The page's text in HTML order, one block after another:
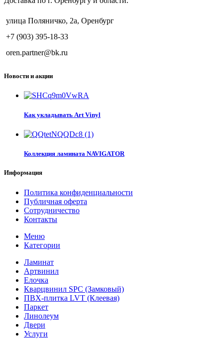
улица Поляничко, 2а, Оренбург
+7 (903) 395-18-33
oren.partner@bk.ru
Новости и акции
Как укладывать Art Vinyl
Коллекция ламината NAVIGATOR
Информация
Политика конфиденциальности
Публичная оферта
Сотрудничество
Контакты
Меню
Категории
Ламинат
Артвинил
Елочка
Кварцвинил SPC (Замковый)
ПВХ-плитка LVT (Клеевая)
Паркет
Линолеум
Двери
Услуги